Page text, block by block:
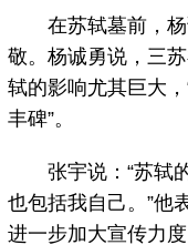
在苏轼墓前，杨
敬。杨诚勇说，三
轼的影响尤其巨大
丰碑”。
张宇说：“苏轼的
也包括我自己。”他
进一步加大宣传力